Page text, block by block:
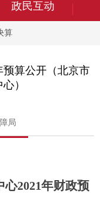
政民互动
算
预算公开（北京市
）
局
2021年财政预